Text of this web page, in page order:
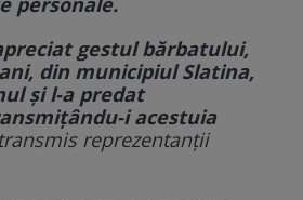
gestul bărbatului,
din municipiul Slatina,
și l-a predat
i acestuia
reprezentanții